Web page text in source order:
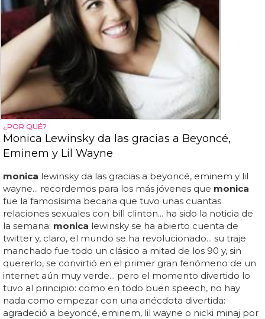
¿POR QUÉ?
Monica Lewinsky da las gracias a Beyoncé,
Eminem y Lil Wayne
monica lewinsky da las gracias a beyoncé, eminem y lil
wayne... recordemos para los más jóvenes que monica
fue la famosísima becaria que tuvo unas cuantas
relaciones sexuales con bill clinton... ha sido la noticia de
la semana: monica lewinsky se ha abierto cuenta de
twitter y, claro, el mundo se ha revolucionado... su traje
manchado fue todo un clásico a mitad de los 90 y, sin
quererlo, se convirtió en el primer gran fenómeno de un
internet aún muy verde... pero el momento divertido lo
tuvo al principio: como en todo buen speech, no hay
nada como empezar con una anécdota divertida:
agradeció a beyoncé, eminem, lil wayne o nicki minaj por